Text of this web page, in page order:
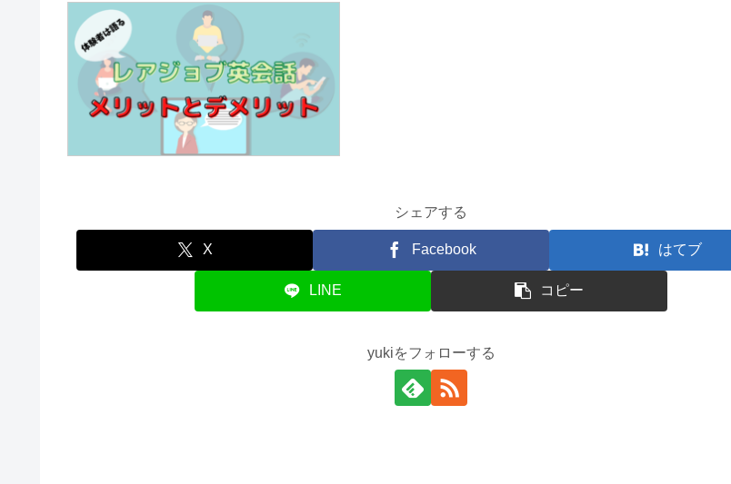
シェアする
X Facebook はてブ
LINE コピー
yukiをフォローする